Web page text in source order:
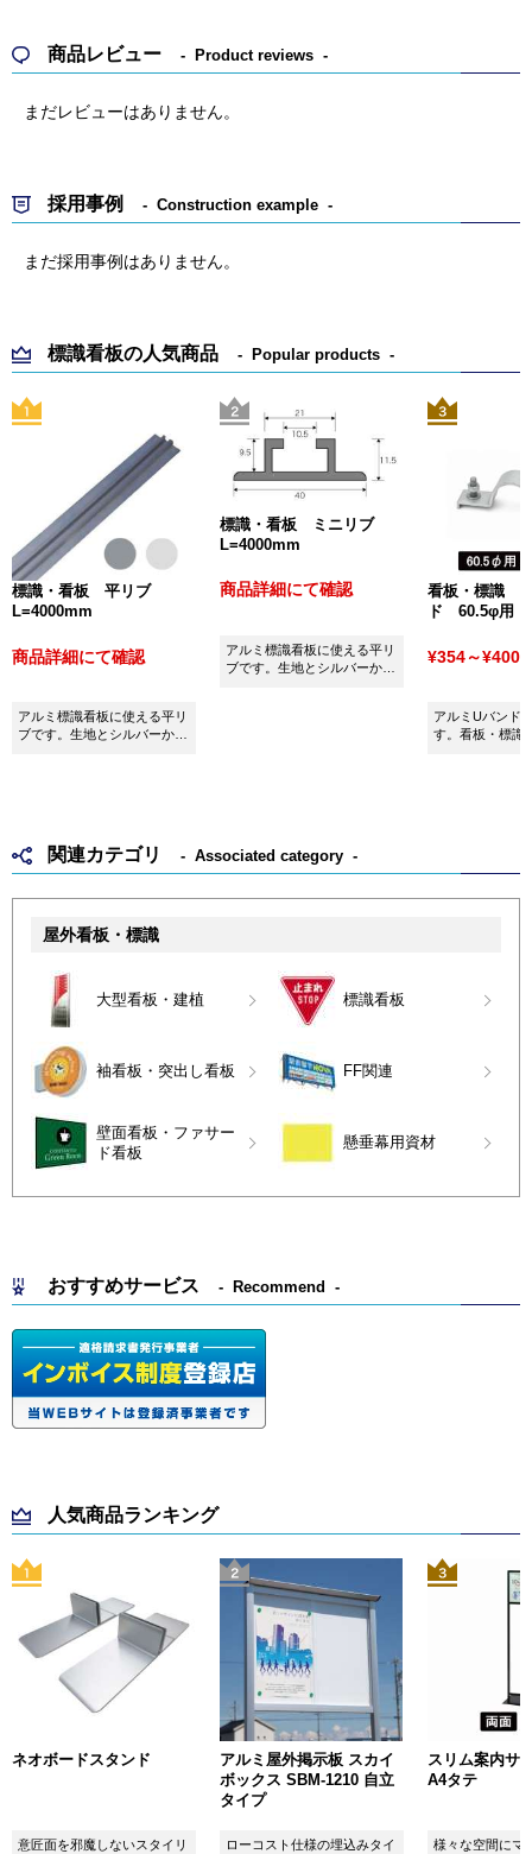
商品レビュー Product reviews
まだレビューはありません。
採用事例 Construction example
まだ採用事例はありません。
標識看板の人気商品 Popular products
標識・看板 平リブ
L=4000mm
商品詳細にて確認
アルミ標識看板に使える平リ
ブです。生地とシルバーから
標識・看板 ミニリブ
L=4000mm
商品詳細にて確認
アルミ標識看板に使える平リ
ブです。生地とシルバーから
看板・標識
ド 60.5φ用
¥354～¥400
アルミUバンド
す。看板・標識
関連カテゴリ Associated category
屋外看板・標識
大型看板・建植 標識看板
袖看板・突出し看板 FF関連
壁面看板・ファサー
ド看板
懸垂幕用資材
おすすめサービス Recommend
人気商品ランキング
ネオボードスタンド
意匠面を邪魔しないスタイリ
アルミ屋外掲示板 スカイ
ボックス SBM-1210 自立
タイプ
ローコスト仕様の埋込みタイ
スリム案内サ
A4タテ
様々な空間にマ